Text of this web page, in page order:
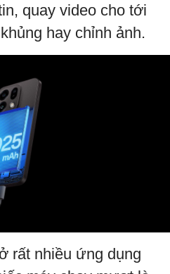
quay video cho tới
hay chỉnh ảnh.
rất nhiều ứng dụng